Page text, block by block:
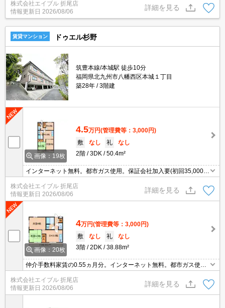
株式会社エイブル 折尾店
情報更新日 2026/08/06
詳細を見る
賃貸マンション ドゥエル杉野
筑豊本線/本城駅 徒歩10分
福岡県北九州市八幡西区本城１丁目
築28年
3階建
画像：19枚
4.5万円(管理費等：3,000円)
敷
なし 礼
なし
2階
3DK 50.4m²
インターネット無料。都市ガス使用。保証会社加入要(初回35,000
株式会社エイブル 折尾店
情報更新日 2026/08/06
詳細を見る
画像：20枚
4万円(管理費等：3,000円)
敷
なし 礼
なし
3階
2DK 38.88m²
仲介手数料家賃の0.55ヵ月分。インターネット無料。都市ガス使
株式会社エイブル 折尾店
情報更新日 2026/08/06
詳細を見る